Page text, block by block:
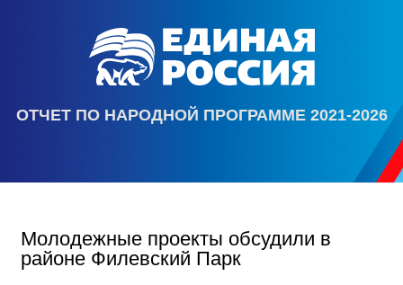
ОТЧЕТ ПО НАРОДНОЙ ПРОГРАММЕ 2021-2026
Молодежные проекты обсудили в
районе Филевский Парк